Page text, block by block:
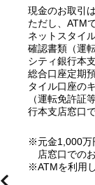
現金のお取引
ただし、ATM
ネットスタイ
確認書類（運
シティ銀行本
総合口座定期
タイル口座の
（運転免許証
行本支店窓口
※元金1,000万
店窓口での
※ATMを利用